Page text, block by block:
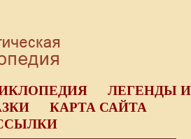
ЛЕГЕНДЫ И
КАРТА САЙТА